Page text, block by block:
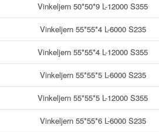
Vinkeljern 50*50*9 L-12000 S355
Vinkeljern 55*55*4 L-6000 S235
Vinkeljern 55*55*4 L-12000 S355
Vinkeljern 55*55*5 L-6000 S235
Vinkeljern 55*55*5 L-12000 S355
Vinkeljern 55*55*6 L-6000 S235